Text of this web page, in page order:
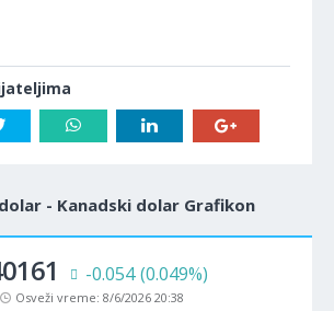
- Kanadski dolar Grafikon
-0.054 (0.049%)
Osveži vreme: 8/6/2026 20:38